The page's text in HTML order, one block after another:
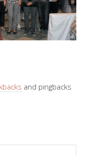
and pingbacks